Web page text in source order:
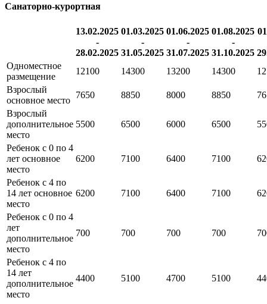
Санаторно-курортная
13.02.2025
-
28.02.2025
01.03.2025
-
31.05.2025
01.06.2025
-
31.07.2025
01.08.2025
-
31.10.2025
Одноместное
размещение
12100 14300 13200 14300
Взрослый
основное место
7650 8850 8000 8850
Взрослый
дополнительное
место
5500 6500 6000 6500
Ребенок с 0 по 4
лет основное
место
6200 7100 6400 7100
Ребенок с 4 по
14 лет основное
место
6200 7100 6400 7100
Ребенок с 0 по 4
лет
дополнительное
место
700 700 700 700
Ребенок с 4 по
14 лет
дополнительное
место
4400 5100 4700 5100